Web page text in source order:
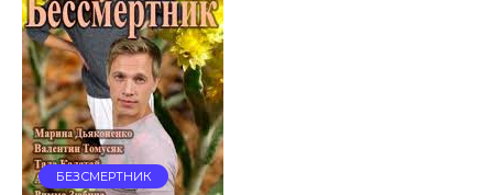
БЕЗСМЕРТНИК